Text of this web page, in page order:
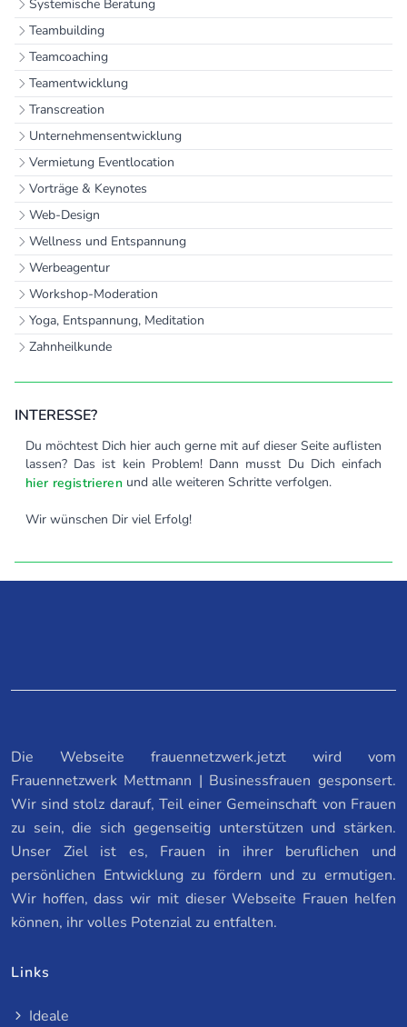
Systemische Beratung
Teambuilding
Teamcoaching
Teamentwicklung
Transcreation
Unternehmensentwicklung
Vermietung Eventlocation
Vorträge & Keynotes
Web-Design
Wellness und Entspannung
Werbeagentur
Workshop-Moderation
Yoga, Entspannung, Meditation
Zahnheilkunde
INTERESSE?
Du möchtest Dich hier auch gerne mit auf dieser Seite auflisten
lassen? Das ist kein Problem! Dann musst Du Dich einfach
hier registrierenund alle weiteren Schritte verfolgen.
Wir wünschen Dir viel Erfolg!
Die Webseite frauennetzwerk.jetzt wird vom
Frauennetzwerk Mettmann | Businessfrauen gesponsert.
Wir sind stolz darauf, Teil einer Gemeinschaft von Frauen
zu sein, die sich gegenseitig unterstützen und stärken.
Unser Ziel ist es, Frauen in ihrer beruflichen und
persönlichen Entwicklung zu fördern und zu ermutigen.
Wir hoffen, dass wir mit dieser Webseite Frauen helfen
können, ihr volles Potenzial zu entfalten.
Links
Ideale